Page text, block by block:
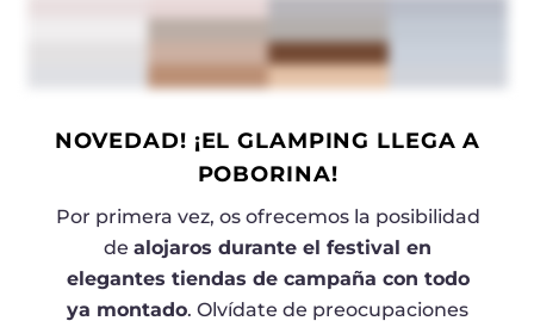
NOVEDAD! ¡EL GLAMPING LLEGA A
POBORINA!
Por primera vez, os ofrecemos la posibilidad
de alojaros durante el festival en
elegantes tiendas de campaña con todo
ya montado. Olvídate de preocupaciones